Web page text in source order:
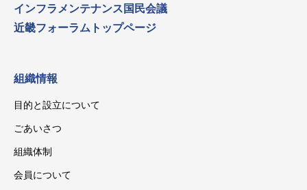
インフラメンテナンス国民会議
近畿フォーラムトップページ
組織情報
目的と設立について
ごあいさつ
組織体制
会員について